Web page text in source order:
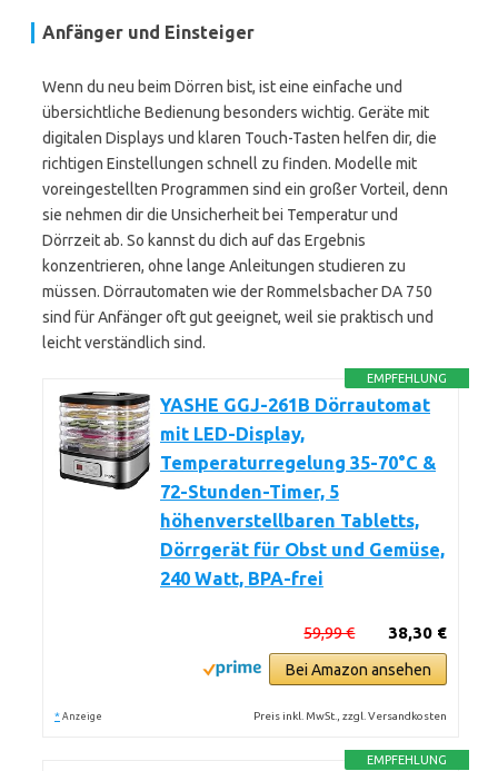
Anfänger und Einsteiger
Wenn du neu beim Dörren bist, ist eine einfache und
übersichtliche Bedienung besonders wichtig. Geräte mit
digitalen Displays und klaren Touch-Tasten helfen dir, die
richtigen Einstellungen schnell zu finden. Modelle mit
voreingestellten Programmen sind ein großer Vorteil, denn
sie nehmen dir die Unsicherheit bei Temperatur und
Dörrzeit ab. So kannst du dich auf das Ergebnis
konzentrieren, ohne lange Anleitungen studieren zu
müssen. Dörrautomaten wie der Rommelsbacher DA 750
sind für Anfänger oft gut geeignet, weil sie praktisch und
leicht verständlich sind.
EMPFEHLUNG
YASHE GGJ-261B Dörrautomat
mit LED-Display,
Temperaturregelung 35-70°C &
72-Stunden-Timer, 5
höhenverstellbaren Tabletts,
Dörrgerät für Obst und Gemüse,
240 Watt, BPA-frei
38,30 €
59,99 €
Bei Amazon ansehen
* Anzeige Preis inkl. MwSt., zzgl. Versandkosten
EMPFEHLUNG